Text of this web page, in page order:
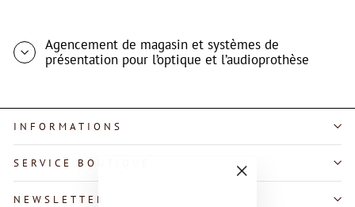
Agencement de magasin et systèmes de
présentation pour l’optique et l’audioprothèse
INFORMATIONS
SERVICE BOUTIQUE
NEWSLETTER